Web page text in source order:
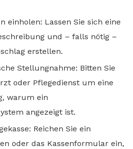
einholen: Lassen Sie sich eine
und – falls nötig –
erstellen.
Stellungnahme: Bitten Sie
oder Pflegedienst um eine
warum ein
angezeigt ist.
Reichen Sie ein
oder das Kassenformular ein,